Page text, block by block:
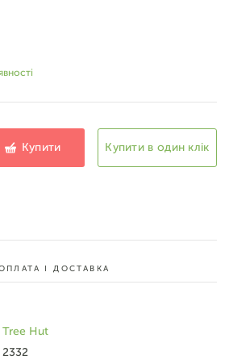
Купити Купити в один клік
І ДОСТАВКА
Tree Hut
2332